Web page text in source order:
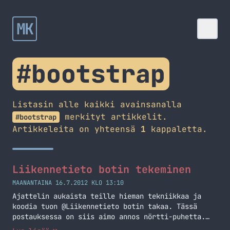
MK
#bootstrap
Listasin alle kaikki avainsanalla
#bootstrap
merkityt artikkelit.
Artikkeleita on yhteensä 1 kappaletta.
Liikennetieto botin tekeminen
MAANANTAINA 16.7.2012 KLO 13:10
Ajattelin aukaista teille hieman tekniikkaa ja
koodia tuon @Liikennetieto botin takaa. Tässä
postauksessa on siis aimo annos nörtti-puhetta.
Käytetyt tekniikat Liikennetieto botin takana on